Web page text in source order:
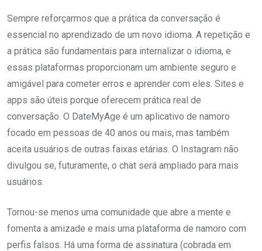
Sempre reforçarmos que a prática da conversação é
essencial no aprendizado de um novo idioma. A repetição e
a prática são fundamentais para internalizar o idioma, e
essas plataformas proporcionam um ambiente seguro e
amigável para cometer erros e aprender com eles. Sites e
apps são úteis porque oferecem prática real de
conversação. O DateMyAge é um aplicativo de namoro
focado em pessoas de 40 anos ou mais, mas também
aceita usuários de outras faixas etárias. O Instagram não
divulgou se, futuramente, o chat será ampliado para mais
usuários.
Tornou-se menos uma comunidade que abre a mente e
fomenta a amizade e mais uma plataforma de namoro com
perfis falsos. Há uma forma de assinatura (cobrada em